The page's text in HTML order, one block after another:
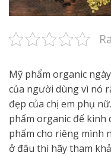
Mỹ phẩm organic
của người dùng vì nó
đẹp của chị em phụ
phẩm organic để kinh
phẩm cho riêng mình
ở đâu thì hãy tham